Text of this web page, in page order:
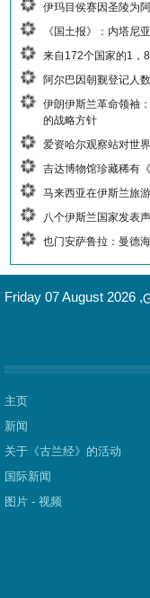
伊玛目侯赛因圣陵为
《国土报》：内塔尼
来自172个国家的1，
阿尔巴因朝觐登记人
伊朗伊斯兰革命领袖
的战略方针
爱资哈尔观察站对世
吉达博物馆珍藏稀有
马来西亚在伊斯兰旅
八个伊斯兰国家发表
也门安萨鲁拉：曼德
Friday 07 August 2026 ,
主页
新闻
关于《古兰经》的活动
国际新闻
图片 - 视频